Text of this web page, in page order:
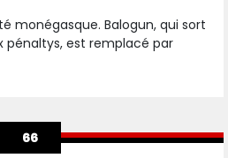
monégasque. Balogun, qui sort
pénaltys, est remplacé par
66